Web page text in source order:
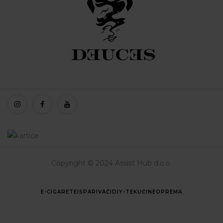
Copyright © 2024 Assist Hub d.o.o.
E-CIGARETEISPARIVAČI DIY-TEKUĆINEOPREMA